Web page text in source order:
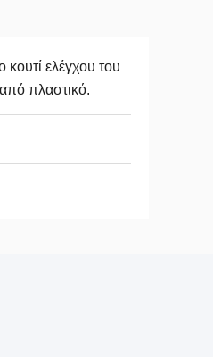
κουτί ελέγχου του
πλαστικό.